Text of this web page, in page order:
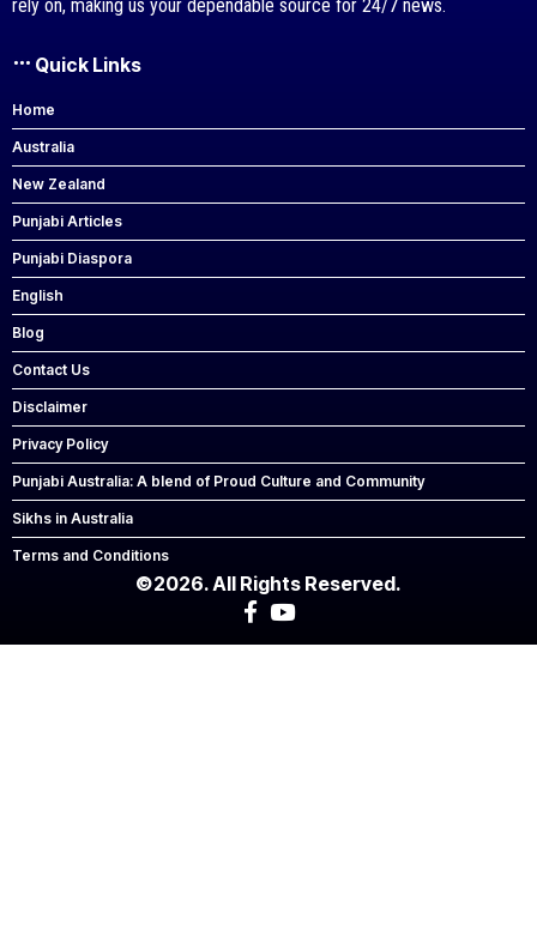
rely on, making us your dependable source for 24/7 news.
Quick Links
Home
Australia
New Zealand
Punjabi Articles
Punjabi Diaspora
English
Blog
Contact Us
Disclaimer
Privacy Policy
Punjabi Australia: A blend of Proud Culture and Community
Sikhs in Australia
Terms and Conditions
©2026. All Rights Reserved.